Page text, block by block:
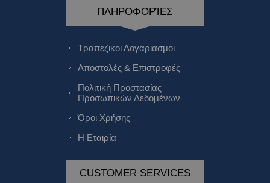
ΠΛΗΡΟΦΟΡΊΕΣ
Τραπεζικοι Λογαριασμοι
Αποστολές & Επιστροφές
Πολιτική Προστασίας
Προσωπικών Δεδομένων
Όροι Χρήσης
Η Εταιρία
CUSTOMER SERVICES